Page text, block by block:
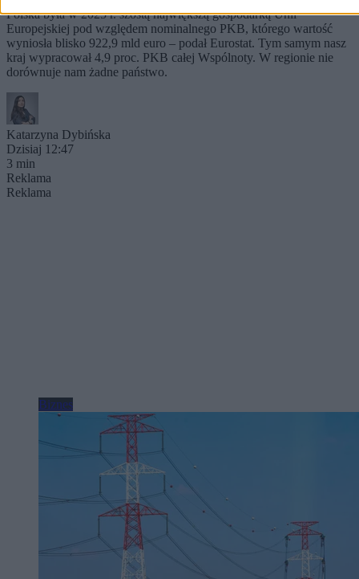
Polska była w 2025 r. szóstą największą gospodarką Unii
Europejskiej pod względem nominalnego PKB, którego wartość
wyniosła blisko 922,9 mld euro – podał Eurostat. Tym samym nasz
kraj wypracował 4,9 proc. PKB całej Wspólnoty. W regionie nie
dorównuje nam żadne państwo.
Katarzyna Dybińska
Dzisiaj 12:47
3 min
Reklama
Reklama
Biznes